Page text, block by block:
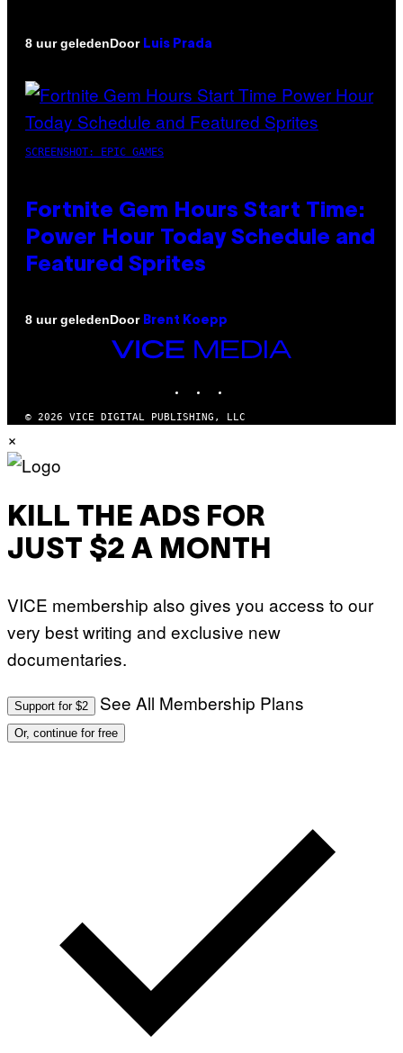
8 uur geledenDoor Luis Prada
SCREENSHOT: EPIC GAMES
Fortnite Gem Hours Start Time:
Power Hour Today Schedule and
Featured Sprites
8 uur geledenDoor Brent Koepp
VICE
MEDIA
© 2026 VICE DIGITAL PUBLISHING, LLC
×
KILL THE ADS FOR
JUST $2 A MONTH
VICE membership also gives you access to our
very best writing and exclusive new
documentaries.
Support for $2 See All Membership Plans
Or, continue for free